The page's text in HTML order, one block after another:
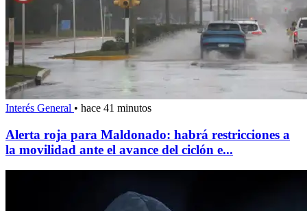
Interés General • hace 41 minutos
Alerta roja para Maldonado: habrá restricciones a
la movilidad ante el avance del ciclón e...